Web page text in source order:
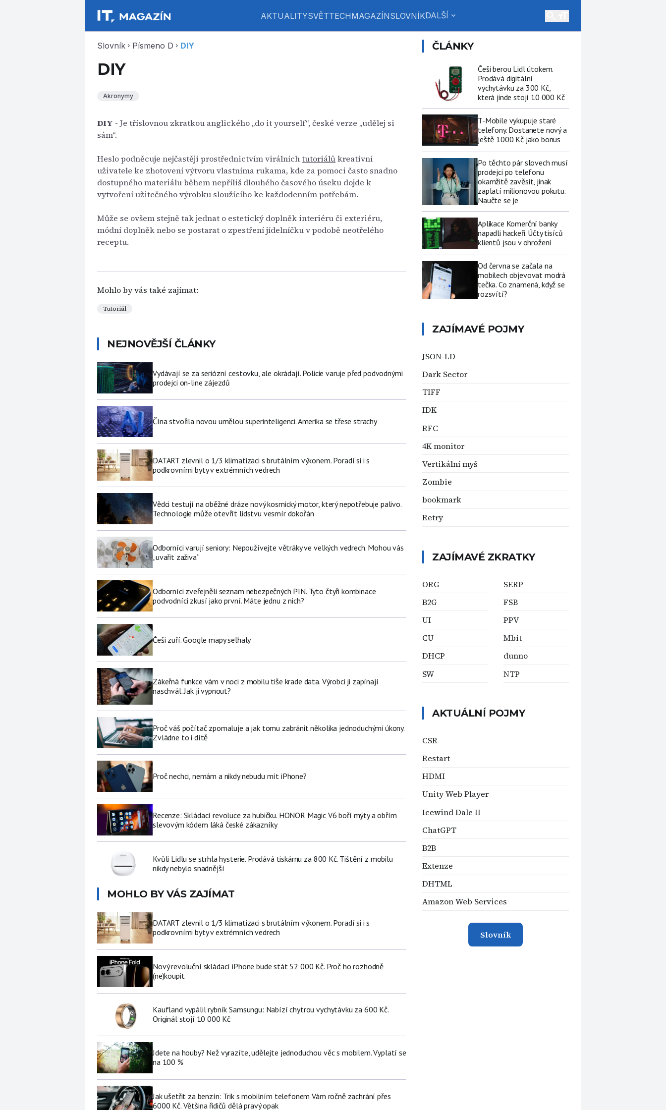
AKTUALITYSVĚTTECHMAGAZÍNSLOVNÍKDALŠÍ expand_more
Slovník chevron_right Písmeno D chevron_right DIY
DIY
Akronymy
DIY - Je tříslovnou zkratkou anglického „do it yourself“, české verze „udělej si
sám“.
Heslo podněcuje nejčastěji prostřednictvím virálníchtutoriálůkreativní
uživatele ke zhotovení výtvoru vlastníma rukama, kde za pomoci často snadno
dostupného materiálu během nepříliš dlouhého časového úseku dojde k
vytvoření užitečného výrobku sloužícího ke každodenním potřebám.
Může se ovšem stejně tak jednat o estetický doplněk interiéru či exteriéru,
módní doplněk nebo se postarat o zpestření jídelníčku v podobě neotřelého
receptu.
Mohlo by vás také zajímat:
Tutoriál
NEJNOVĚJŠÍ ČLÁNKY
Vydávají se za seriózní cestovku, ale okrádají. Policie varuje před podvodnými
prodejci on-line zájezdů
Čína stvořila novou umělou superinteligenci. Amerika se třese strachy
DATART zlevnil o 1/3 klimatizaci s brutálním výkonem. Poradí si i s
podkrovními byty v extrémních vedrech
Vědci testují na oběžné dráze nový kosmický motor, který nepotřebuje palivo.
Technologie může otevřít lidstvu vesmír dokořán
Odborníci varují seniory: Nepoužívejte větráky ve velkých vedrech. Mohou vás
„uvařit zaživa“
Odborníci zveřejněli seznam nebezpečných PIN. Tyto čtyři kombinace
podvodníci zkusí jako první. Máte jednu z nich?
Češi zuří. Google mapy selhaly
Zákeřná funkce vám v noci z mobilu tiše krade data. Výrobci ji zapínají
naschvál. Jak ji vypnout?
Proč váš počítač zpomaluje a jak tomu zabránit několika jednoduchými úkony.
Zvládne to i dítě
Proč nechci, nemám a nikdy nebudu mít iPhone?
Recenze: Skládací revoluce za hubičku. HONOR Magic V6 boří mýty a obřím
slevovým kódem láká české zákazníky
Kvůli Lidlu se strhla hysterie. Prodává tiskárnu za 800 Kč. Tištění z mobilu
nikdy nebylo snadnější
MOHLO BY VÁS ZAJÍMAT
DATART zlevnil o 1/3 klimatizaci s brutálním výkonem. Poradí si i s
podkrovními byty v extrémních vedrech
Nový revoluční skládací iPhone bude stát 52 000 Kč. Proč ho rozhodně
(ne)koupit
Kaufland vypálil rybník Samsungu: Nabízí chytrou vychytávku za 600 Kč.
Originál stojí 10 000 Kč
Jdete na houby? Než vyrazíte, udělejte jednoduchou věc s mobilem. Vyplatí se
na 100 %
Jak ušetřit za benzín: Trik s mobilním telefonem Vám ročně zachrání přes
6000 Kč. Většina řidičů dělá pravý opak
ČLÁNKY
Češi berou Lidl útokem.
Prodává digitální
vychytávku za 300 Kč,
která jinde stojí 10 000 Kč
T-Mobile vykupuje staré
telefony. Dostanete nový a
ještě 1000 Kč jako bonus
Po těchto pár slovech musí
prodejci po telefonu
okamžitě zavěsit, jinak
zaplatí milionovou pokutu.
Naučte se je
Aplikace Komerční banky
napadli hackeři. Účty tisíců
klientů jsou v ohrožení
Od června se začala na
mobilech objevovat modrá
tečka. Co znamená, když se
rozsvítí?
ZAJÍMAVÉ POJMY
JSON-LD
Dark Sector
TIFF
IDK
RFC
4K monitor
Vertikální myš
Zombie
bookmark
Retry
ZAJÍMAVÉ ZKRATKY
ORG
B2G
UI
CU
DHCP
SW
SERP
FSB
PPV
Mbit
dunno
NTP
AKTUÁLNÍ POJMY
CSR
Restart
HDMI
Unity Web Player
Icewind Dale II
ChatGPT
B2B
Extenze
DHTML
Amazon Web Services
Slovník